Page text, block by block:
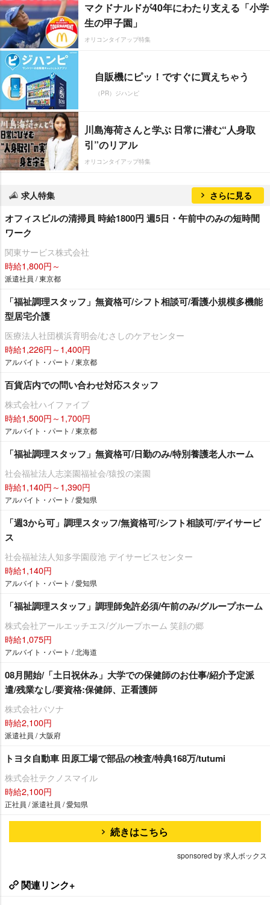
マクドナルドが40年にわたり支える「小学
生の甲子園」
オリコンタイアップ特集
自販機にピッ！ですぐに買えちゃう
（PR）ジハンピ
川島海荷さんと学ぶ 日常に潜む“人身取
引”のリアル
オリコンタイアップ特集
求人特集 さらに見る
オフィスビルの清掃員 時給1800円 週5日・午前中のみの短時間
ワーク
関東サービス株式会社
時給1,800円～
派遣社員 / 東京都
「福祉調理スタッフ」無資格可/シフト相談可/看護小規模多機能
型居宅介護
医療法人社団横浜育明会/むさしのケアセンター
時給1,226円～1,400円
アルバイト・パート / 東京都
百貨店内での問い合わせ対応スタッフ
株式会社ハイファイブ
時給1,500円～1,700円
アルバイト・パート / 東京都
「福祉調理スタッフ」無資格可/日勤のみ/特別養護老人ホーム
社会福祉法人志楽園福祉会/猿投の楽園
時給1,140円～1,390円
アルバイト・パート / 愛知県
「週3から可」調理スタッフ/無資格可/シフト相談可/デイサービ
ス
社会福祉法人知多学園葭池 デイサービスセンター
時給1,140円
アルバイト・パート / 愛知県
「福祉調理スタッフ」調理師免許必須/午前のみ/グループホーム
株式会社アールエッチエス/グループホーム 笑顔の郷
時給1,075円
アルバイト・パート / 北海道
08月開始/「土日祝休み」大学での保健師のお仕事/紹介予定派
遣/残業なし/要資格:保健師、正看護師
株式会社パソナ
時給2,100円
派遣社員 / 大阪府
トヨタ自動車 田原工場で部品の検査/特典168万/tutumi
株式会社テクノスマイル
時給2,100円
正社員 / 派遣社員 / 愛知県
続きはこちら
sponsored by 求人ボックス
関連リンク+